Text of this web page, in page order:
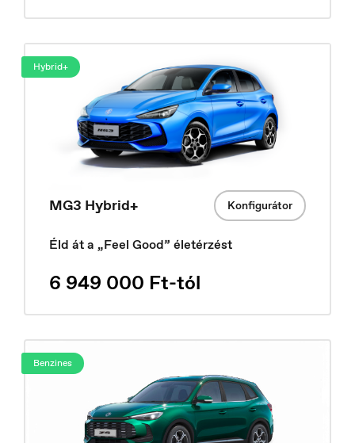
Hrvatski
Czech Republic
Hybrid+
MG3 Hybrid+ Konfigurátor
Éld át a „Feel Good” életérzést
6 949 000 Ft-tól
Benzines